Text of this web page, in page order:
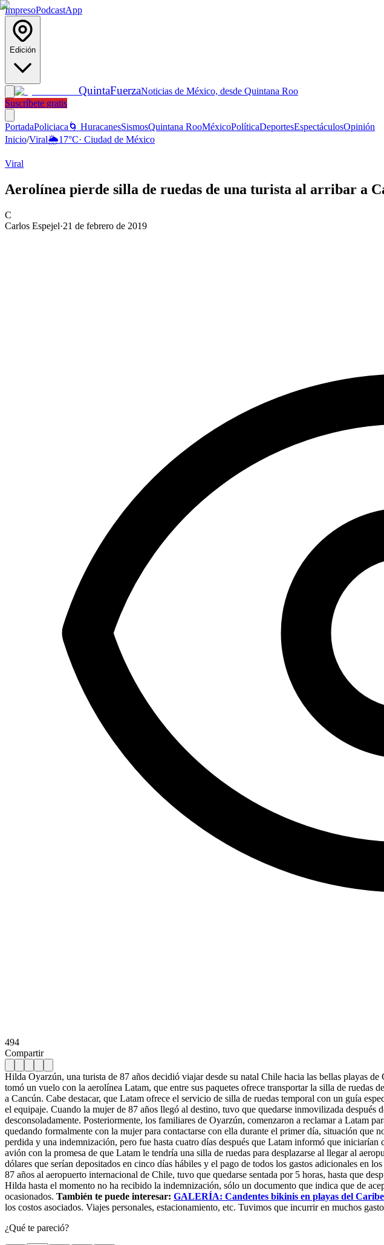
ImpresoPodcastApp
Edición
QuintaFuerzaNoticias de México, desde Quintana Roo
Suscríbete gratis
PortadaPoliciaca 🌀 HuracanesSismosQuintana RooMéxicoPolíticaDeportesEspectáculosOpinión
Inicio/Viral🌦️17°C· Ciudad de México
Viral
Aerolínea pierde silla de ruedas de una turista al arribar a
C
Carlos Espejel·21 de febrero de 2019
494
Compartir
Hilda Oyarzún, una turista de 87 años decidió viajar desde su natal Chile hacia las bellas playas
tomó un vuelo con la aerolínea Latam, que entre sus paquetes ofrece transportar la silla de
a Cancún. Cabe destacar, que Latam ofrece el servicio de silla de ruedas temporal con un guía
el equipaje. Cuando la mujer de 87 años llegó al destino, tuvo que quedarse inmovilizada
desconsoladamente. Posteriormente, los familiares de Oyarzún, comenzaron a reclamar a Latam
quedando formalmente con la mujer para contactarse con ella durante el primer día, situación
perdida y una indemnización, pero fue hasta cuatro días después que Latam informó que
avión con la promesa de que Latam le tendría una silla de ruedas para desplazarse al llegar al
dólares que serían depositados en cinco días hábiles y el pago de todos los gastos adicionales en
87 años al aeropuerto internacional de Chile, tuvo que quedarse sentada por 5 horas, hasta que
Hilda hasta el momento no ha recibido la indemnización, sólo un documento que indica que de
ocasionados. También te puede interesar: GALERÍA: Candentes bikinis en playas del Caribe
los costos asociados. Viajes personales, estacionamiento, etc. Tuvimos que incurrir en muchos
¿Qué te pareció?